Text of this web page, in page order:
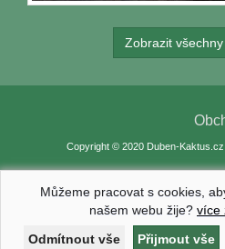
Zobrazit
Copyright © 2020 Duben-
Můžeme pracovat s cookies,
našem webu žije? více